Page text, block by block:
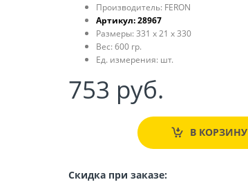
Производитель: FERON
Артикул:28967
Размеры: 331 x 21 x 330
Вес: 600 гр.
Ед. измерения: шт.
753 руб.
В КОРЗИНУ
Скидка при заказе: